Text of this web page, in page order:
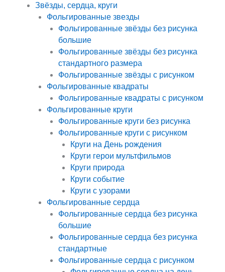
Звёзды, сердца, круги
Фольгированные звезды
Фольгированные звёзды без рисунка
большие
Фольгированные звёзды без рисунка
стандартного размера
Фольгированные звёзды с рисунком
Фольгированные квадраты
Фольгированные квадраты с рисунком
Фольгированные круги
Фольгированные круги без рисунка
Фольгированные круги с рисунком
Круги на День рождения
Круги герои мультфильмов
Круги природа
Круги событие
Круги с узорами
Фольгированные сердца
Фольгированные сердца без рисунка
большие
Фольгированные сердца без рисунка
стандартные
Фольгированные сердца с рисунком